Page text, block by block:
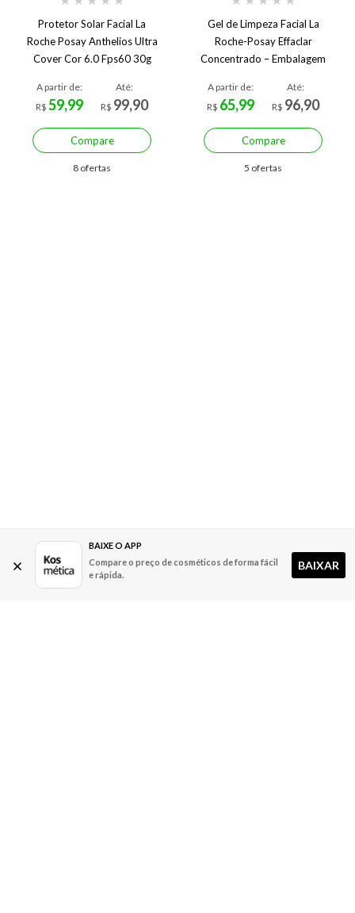
Protetor Solar Facial La
Roche Posay Anthelios Ultra
Cover Cor 6.0 Fps60 30g
A partir de:
R$59,99
Até:
R$ 99,90
Compare
8 ofertas
Gel de Limpeza Facial La
Roche-Posay Effaclar
Concentrado – Embalagem
A partir de:
R$ 65,99
Até:
R$ 96,90
Compare
5 ofertas
BAIXE O APP
Compare o preço de cosméticos de forma fácil
e rápida.
BAIXAR